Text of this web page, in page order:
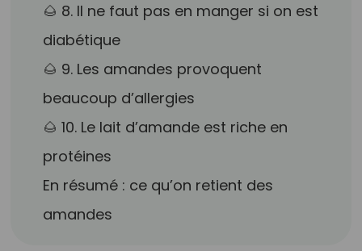
🌰 8. Il ne faut pas en manger si on est
diabétique
🌰 9. Les amandes provoquent
beaucoup d’allergies
🌰 10. Le lait d’amande est riche en
protéines
En résumé : ce qu’on retient des
amandes